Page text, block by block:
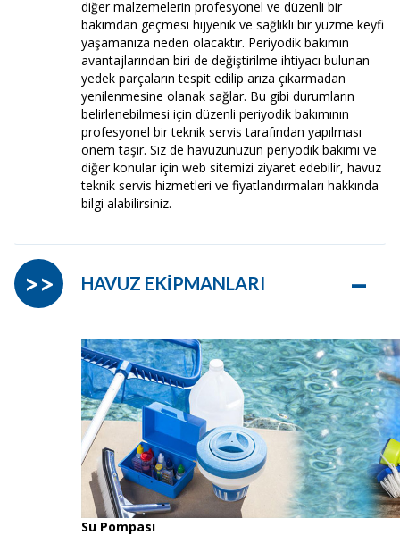
diğer malzemelerin profesyonel ve düzenli bir
bakımdan geçmesi hijyenik ve sağlıklı bir yüzme keyfi
yaşamanıza neden olacaktır. Periyodik bakımın
avantajlarından biri de değiştirilme ihtiyacı bulunan
yedek parçaların tespit edilip arıza çıkarmadan
yenilenmesine olanak sağlar. Bu gibi durumların
belirlenebilmesi için düzenli periyodik bakımının
profesyonel bir teknik servis tarafından yapılması
önem taşır. Siz de havuzunuzun periyodik bakımı ve
diğer konular için web sitemizi ziyaret edebilir, havuz
teknik servis hizmetleri ve fiyatlandırmaları hakkında
bilgi alabilirsiniz.
HAVUZ EKİPMANLARI –
>>
Su Pompası